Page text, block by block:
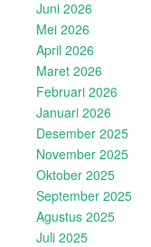
Juni 2026
Mei 2026
April 2026
Maret 2026
Februari 2026
Januari 2026
Desember 2025
November 2025
Oktober 2025
September 2025
Agustus 2025
Juli 2025